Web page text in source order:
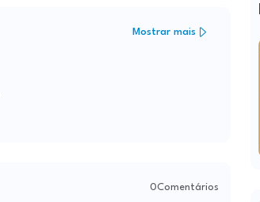
Mostrar mais
0Comentários